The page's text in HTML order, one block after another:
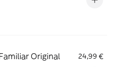
Original 24,99 €